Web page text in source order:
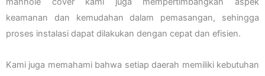
keamanan dan kemudahan dalam pemasangan, sehingga
proses instalasi dapat dilakukan dengan cepat dan efisien.
Kami juga memahami bahwa setiap daerah memiliki kebutuhan